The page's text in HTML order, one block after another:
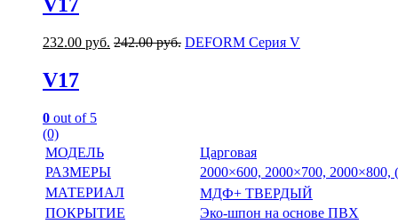
V17
232.00 руб. 242.00руб. DEFORM Серия V
V17
0 out of 5
(0)
МОДЕЛЬ
Царговая
РАЗМЕРЫ
2000×600, 2000×700, 2000×800,
МАТЕРИАЛ
МДФ+ ТВЕРДЫЙ
ПОКРЫТИЕ
Эко-шпон на основе ПВХ